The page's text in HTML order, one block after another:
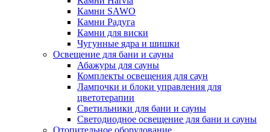
Камни SAWO
Камни Радуга
Камни для виски
Чугунные ядра и шишки
Освещение для бани и сауны
Абажуры для сауны
Комплекты освещения для саун
Лампочки и блоки управления для
цветотерапии
Светильники для бани и сауны
Светодиодное освещение для бани и сауны
Отопительное оборудование